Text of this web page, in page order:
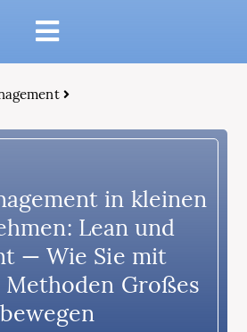
in kleinen
Lean und
— Wie Sie mit
Methoden Großes
bewegen